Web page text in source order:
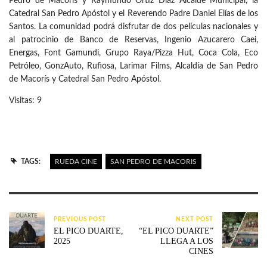
Catedral San Pedro Apóstol y el Reverendo Padre Daniel Elías de los
Santos. La comunidad podrá disfrutar de dos películas nacionales y
al patrocinio de Banco de Reservas, Ingenio Azucarero Caei,
Energas, Font Gamundi, Grupo Raya/Pizza Hut, Coca Cola, Eco
Petróleo, GonzAuto, Rufiosa, Larimar Films, Alcaldía de San Pedro
de Macorís y Catedral San Pedro Apóstol.
Visitas: 9
TAGS: RUEDA CINE SAN PEDRO DE MACORIS
PREVIOUS POST
EL PICO DUARTE,
2025
NEXT POST
“EL PICO DUARTE”
LLEGA A LOS
CINES